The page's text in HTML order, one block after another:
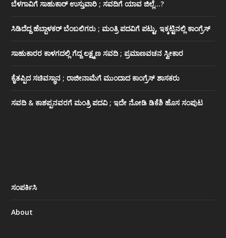
ಬೆಳಗಾವಿಗೆ ಸಾಹುಕಾರ್ ಉಸ್ತುವಾರಿ ; ಸವದಿಗೆ ಯಾವ ಜಿಲ್ಲೆ…?
ಸಿಡಿದೆದ್ದ ಹೆಬ್ಬಾಳಕರ್ ಬೆಂಬಲಿಗರು ; ಮಂತ್ರಿ ಪದವಿಗೆ ‌ಪಟ್ಟು, ಇಕ್ಕಟ್ಟಿನಲ್ಲಿ ಕಾಂಗ್ರೆಸ್
ಸಾಹುಕಾರರ ಕಾಳಗದಲ್ಲಿ ಗೆದ್ದ ಲಕ್ಷ್ಮಣ ಸವದಿ ; ಪ್ರಮಾಣವಚನ ಸ್ವೀಕಾರ
ಕೈತಪ್ಪಿದ ಸಚಿವಸ್ಥಾನ ; ರಾಜೀನಾಮೆಗೆ ಮುಂದಾದ ಕಾಂಗ್ರೆಸ್ ‌ಶಾಸಕರು
ಸವದಿ & ಕಾಶಪ್ಪನವರಗೆ ಮಂತ್ರಿ ಪದವಿ ; ಇದೇ ನೋಡಿ‌ ಡಿಕೆಶಿ ಹೊಸ ಸಂಪುಟ
ಸಂಪರ್ಕಿಸಿ
About